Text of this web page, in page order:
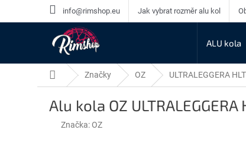
info@rimshop.eu Jak vybrat rozměr alu kol
ALU kola
Domů Značky OZ ULTRALEGGERA HLT
Alu kola OZ
Značka: OZ